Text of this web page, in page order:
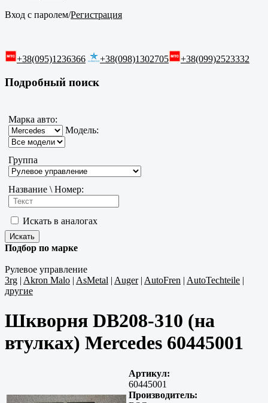
Вход с паролем/Регистрация
+38(095)1236366 +38(098)1302705 +38(099)2523332
Подробный поиск
Марка авто:
Модель:
Группа
Название \ Номер:
Искать в аналогах
Подбор по марке
Рулевое управление
3rg | Akron Malo | AsMetal | Auger| AutoFren | AutoTechteile |
другие
Шкворня DB208-310 (на
втулках) Mercedes 60445001
Артикул:
60445001
Производитель: